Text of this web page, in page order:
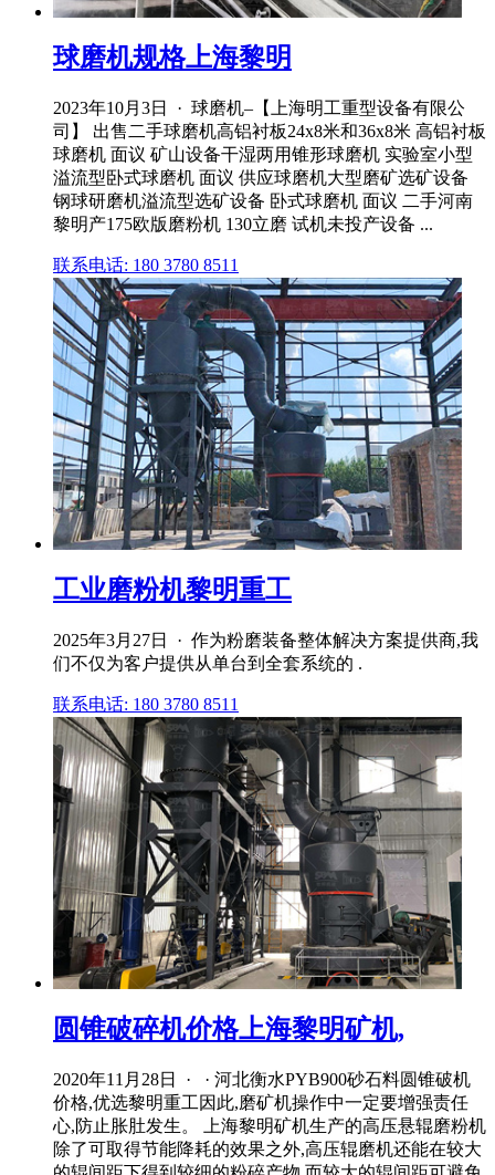
球磨机规格上海黎明
2023年10月3日 · 球磨机–【上海明工重型设备有限公
司】 出售二手球磨机高铝衬板24x8米和36x8米 高铝衬板
球磨机 面议 矿山设备干湿两用锥形球磨机 实验室小型
溢流型卧式球磨机 面议 供应球磨机大型磨矿选矿设备
钢球研磨机溢流型选矿设备 卧式球磨机 面议 二手河南
黎明产175欧版磨粉机 130立磨 试机未投产设备 ...
联系电话: 180 3780 8511
工业磨粉机黎明重工
2025年3月27日 · 作为粉磨装备整体解决方案提供商,我
们不仅为客户提供从单台到全套系统的 .
联系电话: 180 3780 8511
圆锥破碎机价格上海黎明矿机,
2020年11月28日 · · 河北衡水PYB900砂石料圆锥破机
价格,优选黎明重工因此,磨矿机操作中一定要增强责任
心,防止胀肚发生。 上海黎明矿机生产的高压悬辊磨粉机
除了可取得节能降耗的效果之外,高压辊磨机还能在较大